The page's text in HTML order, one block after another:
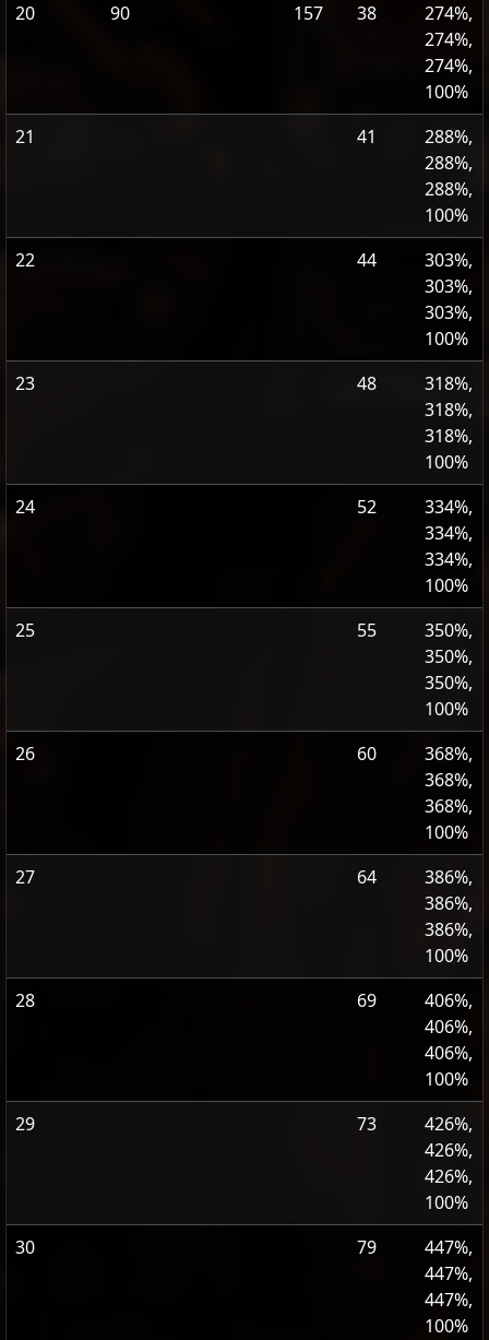
20
90 157 38
274%,
274%,
274%,
100%
21
41
288%,
288%,
288%,
100%
22
44
303%,
303%,
303%,
100%
23
48
318%,
318%,
318%,
100%
24
52
334%,
334%,
334%,
100%
25
55
350%,
350%,
350%,
100%
26
60
368%,
368%,
368%,
100%
27
64
386%,
386%,
386%,
100%
28
69
406%,
406%,
406%,
100%
29
73
426%,
426%,
426%,
100%
30
79
447%,
447%,
447%,
100%